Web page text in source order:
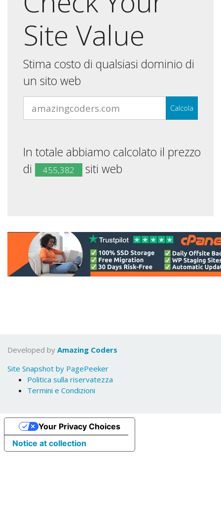
Site Value
Stima costo di qualsiasi dominio di
un sito web
Calcola
In totale abbiamo calcolato il prezzo
di
455,382 siti web
Developed by Amazing Coders
Site Snapshot by PagePeeker
Politica sulla riservatezza
Termini e Condizioni
Notice at collection
Your Privacy Choices